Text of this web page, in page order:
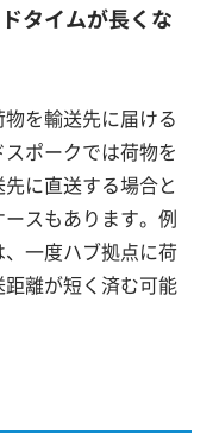
タイムが長くな
を輸送先に届ける
ポークでは荷物を
に直送する場合と
スもあります。例
一度ハブ拠点に荷
離が短く済む可能